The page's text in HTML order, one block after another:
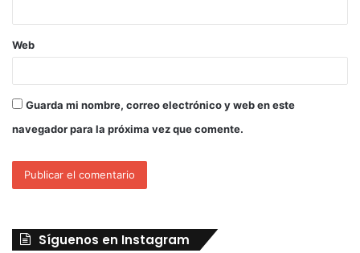
Web
Guarda mi nombre, correo electrónico y web en este
navegador para la próxima vez que comente.
Síguenos en Instagram